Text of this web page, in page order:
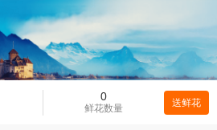
0
鲜花数量 送鲜花